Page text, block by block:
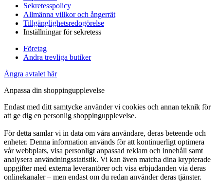
Sekretesspolicy
Allmänna villkor och ångerrät
Tillgänglighetsredogörelse
Inställningar för sekretess
Företag
Andra trevliga butiker
Ångra avtalet här
Anpassa din shoppingupplevelse
Endast med ditt samtycke använder vi cookies och annan teknik för
att ge dig en personlig shoppingupplevelse.
För detta samlar vi in data om våra användare, deras beteende och
enheter. Denna information används för att kontinuerligt optimera
vår webbplats, visa personligt anpassad reklam och innehåll samt
analysera användningsstatistik. Vi kan även matcha dina krypterade
uppgifter med externa leverantörer och visa erbjudanden via deras
onlinekanaler – men endast om du redan använder deras tjänster.